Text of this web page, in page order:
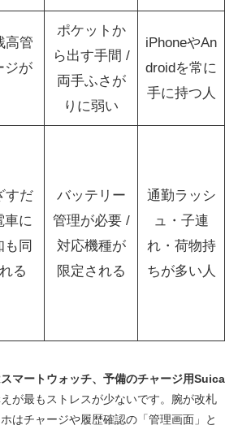
高管
ジが
ポケットか
ら出す手間 /
両手ふさが
りに弱い
iPhoneやAn
droidを常に
手に持つ人
すだ
車に
も同
る
バッテリー
管理が必要 /
対応機種が
限定される
通勤ラッシ
ュ・子連
れ・荷物持
ちが多い人
マートウォッチ、予備のチャージ用Suica
が最もストレスが少ないです。腕が改札
はチャージや履歴確認の「管理画面」と